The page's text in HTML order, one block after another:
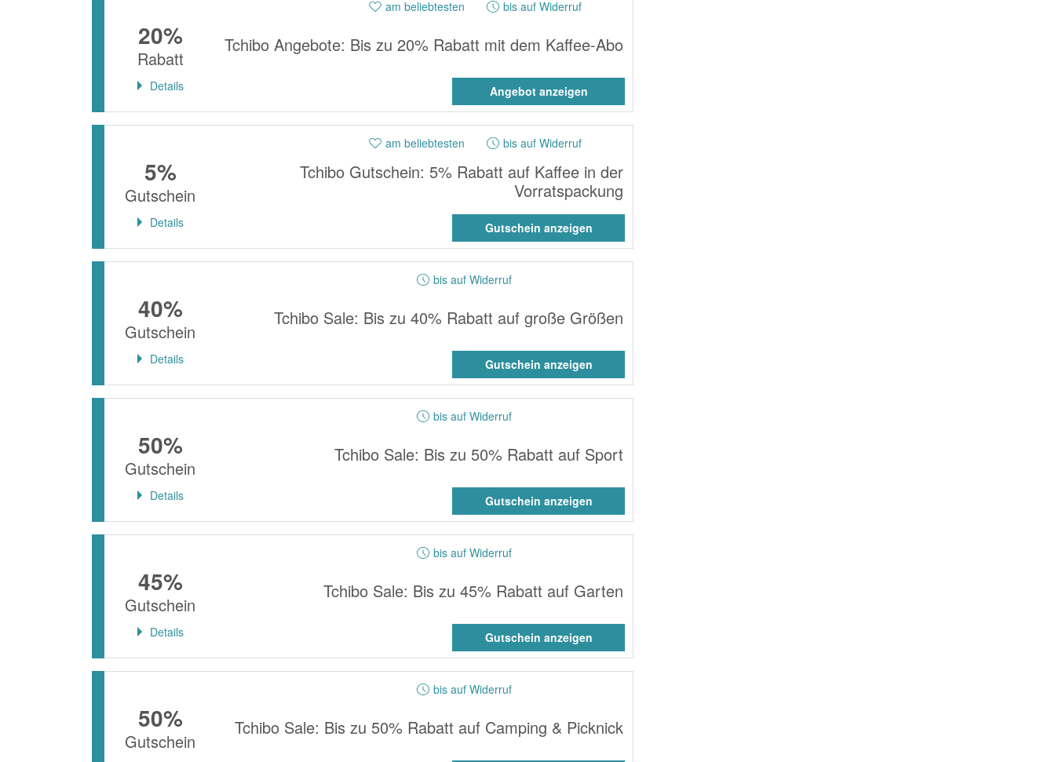
am beliebtesten bis auf Widerruf
20%
Rabatt
Tchibo Angebote: Bis zu 20% Rabatt mit dem Kaffee-Abo
Details Angebot anzeigen
am beliebtesten bis auf Widerruf
5%
Gutschein
Tchibo Gutschein: 5% Rabatt auf Kaffee in der
Vorratspackung
Details Gutschein anzeigen
bis auf Widerruf
40%
Gutschein
Tchibo Sale: Bis zu 40% Rabatt auf große Größen
Details Gutschein anzeigen
bis auf Widerruf
50%
Gutschein
Tchibo Sale: Bis zu 50% Rabatt auf Sport
Details Gutschein anzeigen
bis auf Widerruf
45%
Gutschein
Tchibo Sale: Bis zu 45% Rabatt auf Garten
Details Gutschein anzeigen
bis auf Widerruf
50%
Gutschein
Tchibo Sale: Bis zu 50% Rabatt auf Camping & Picknick